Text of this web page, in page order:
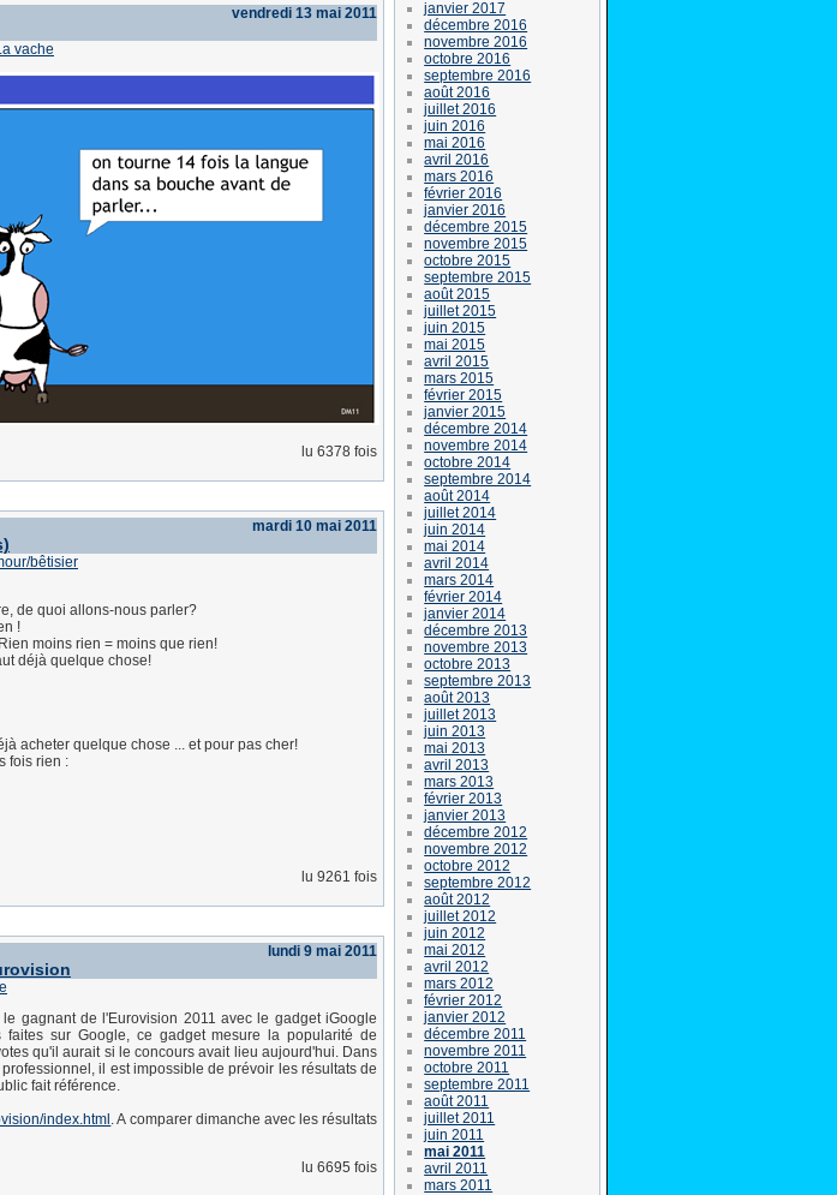
vendredi 13 mai 2011
vache
lu 6378 fois
mardi 10 mai 2011
bêtisier
de quoi allons-nous parler?
!
moins rien = moins que rien!
déjà quelque chose!
acheter quelque chose ... et pour pas cher!
fois rien :
lu 9261 fois
lundi 9 mai 2011
gagnant de l'Eurovision 2011 avec le gadget iGoogle
sur Google, ce gadget mesure la popularité de
qu'il aurait si le concours avait lieu aujourd'hui. Dans
il est impossible de prévoir les résultats de
fait référence.
index.html . A comparer dimanche avec les résultats
lu 6695 fois
janvier 2017
décembre 2016
novembre 2016
octobre 2016
septembre 2016
août 2016
juillet 2016
juin 2016
mai 2016
avril 2016
mars 2016
février 2016
janvier 2016
décembre 2015
novembre 2015
octobre 2015
septembre 2015
août 2015
juillet 2015
juin 2015
mai 2015
avril 2015
mars 2015
février 2015
janvier 2015
décembre 2014
novembre 2014
octobre 2014
septembre 2014
août 2014
juillet 2014
juin 2014
mai 2014
avril 2014
mars 2014
février 2014
janvier 2014
décembre 2013
novembre 2013
octobre 2013
septembre 2013
août 2013
juillet 2013
juin 2013
mai 2013
avril 2013
mars 2013
février 2013
janvier 2013
décembre 2012
novembre 2012
octobre 2012
septembre 2012
août 2012
juillet 2012
juin 2012
mai 2012
avril 2012
mars 2012
février 2012
janvier 2012
décembre 2011
novembre 2011
octobre 2011
septembre 2011
août 2011
juillet 2011
juin 2011
mai 2011
avril 2011
mars 2011